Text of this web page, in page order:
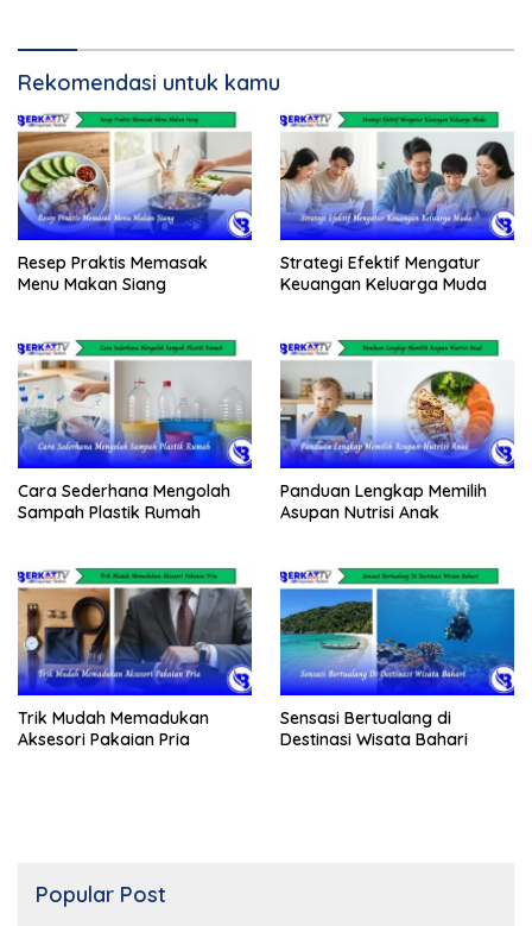
Rekomendasi untuk kamu
Resep Praktis Memasak
Menu Makan Siang
Strategi Efektif Mengatur
Keuangan Keluarga Muda
Cara Sederhana Mengolah
Sampah Plastik Rumah
Panduan Lengkap Memilih
Asupan Nutrisi Anak
Trik Mudah Memadukan
Aksesori Pakaian Pria
Sensasi Bertualang di
Destinasi Wisata Bahari
Popular Post